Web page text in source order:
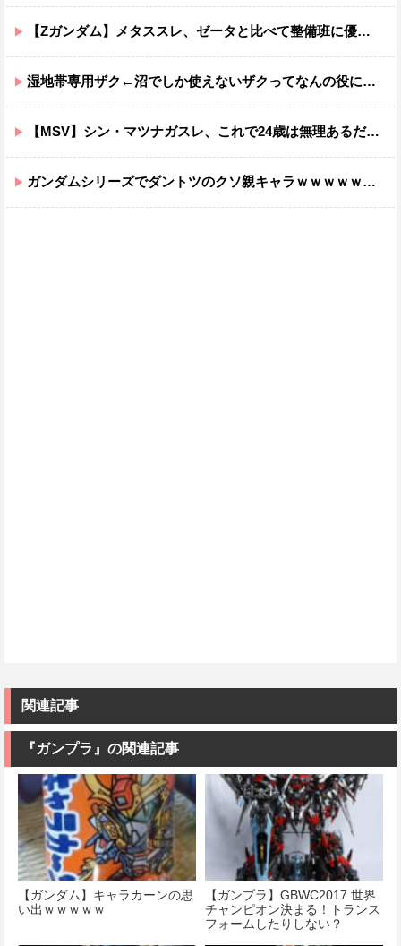
【Zガンダム】メタススレ、ゼータと比べて整備班に優しそう
湿地帯専用ザク←沼でしか使えないザクってなんの役に立つ設定なんだ？
【MSV】シン・マツナガスレ、これで24歳は無理あるだろ…
ガンダムシリーズでダントツのクソ親キャラｗｗｗｗｗｗｗｗｗｗｗｗ
関連記事
『ガンプラ』の関連記事
【ガンダム】キャラカーンの思
い出ｗｗｗｗｗ
【ガンプラ】GBWC2017 世界
チャンピオン決まる！トランス
フォームしたりしない？